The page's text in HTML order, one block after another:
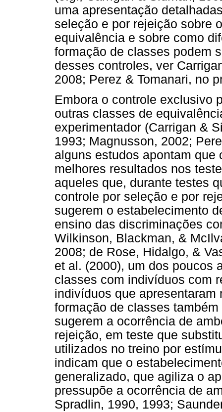
uma apresentação
seleção e por rejeição sobre
equivalência e sobre como
formação de classes podem
desses controles, ver
2008; Perez & Tomanari, no
Embora o controle exclusivo
outras classes de
experimentador (Carrigan &
1993; Magnusson, 2002;
alguns estudos apontam que
melhores resultados nos
aqueles que, durante testes
controle por seleção e por
sugerem o estabelecimento
ensino das discriminações
Wilkinson, Blackman, &
2008; de Rose, Hidalgo, &
et al. (2000), um dos poucos
classes com indivíduos com
indivíduos que
formação de classes
sugerem a ocorrência de
rejeição, em teste que
utilizados no treino por
indicam que o
generalizado, que agiliza o
pressupõe a ocorrência de
Spradlin, 1990, 1993;